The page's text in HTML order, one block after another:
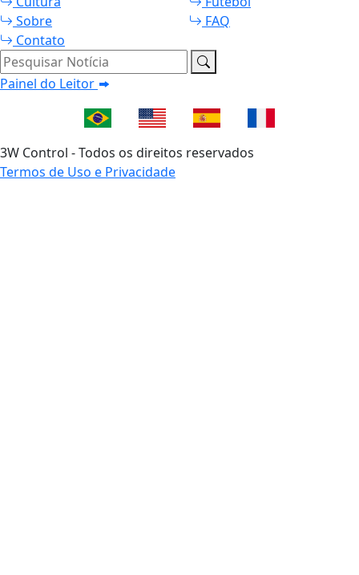
Sobre
FAQ
Contato
Pesquisar Notícia
Painel do Leitor
3W Control - Todos os direitos reservados
Termos de Uso e Privacidade